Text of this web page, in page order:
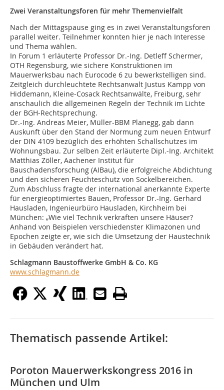
Zwei Veranstaltungs­foren für mehr Themenvielfalt
Nach der Mittagspause ging es in zwei Veranstaltungsforen
parallel weiter. Teilnehmer konnten hier je nach Interesse
und Thema wählen.
In Forum 1 erläuterte Professor Dr.-Ing. Detleff Schermer,
OTH Regensburg, wie sichere Konstruktionen im
Mauerwerksbau nach Eurocode 6 zu bewerkstelligen sind.
Zeitgleich durchleuchtete Rechtsanwalt Justus Kampp von
Hiddemann, Kleine-Cosack Rechtsanwälte, Freiburg, sehr
anschaulich die allgemeinen Regeln der Technik im Lichte
der BGH-Rechtsprechung.
Dr.-Ing. Andreas Meier, Müller-BBM Planegg, gab dann
Auskunft über den Stand der Normung zum neuen Entwurf
der DIN 4109 bezüglich des erhöhten Schallschutzes im
Wohnungsbau. Zur selben Zeit erläuterte Dipl.-Ing. Architekt
Matthias Zöller, Aachener Institut für
Bauschadensforschung (AIBau), die erfolgreiche Abdichtung
und den sicheren Feuchteschutz von Sockelbereichen.
Zum Abschluss fragte der international anerkannte Experte
für energieoptimiertes Bauen, Professor Dr.-Ing. Gerhard
Hausladen, Ingenieurbüro Hausladen, Kirchheim bei
München: „Wie viel Technik verkraften unsere Häuser?
Anhand von Beispielen verschiedenster Klimazonen und
Epochen zeigte er, wie sich die Umsetzung der Haustechnik
in Gebäuden verändert hat.
Schlagmann Baustoffwerke GmbH & Co. KG
www.schlagmann.de
Thematisch passende Artikel:
Poroton Mauerwerkskongress 2016 in
München und Ulm